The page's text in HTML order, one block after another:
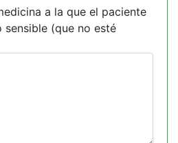
a la que el paciente
sensible (que no esté